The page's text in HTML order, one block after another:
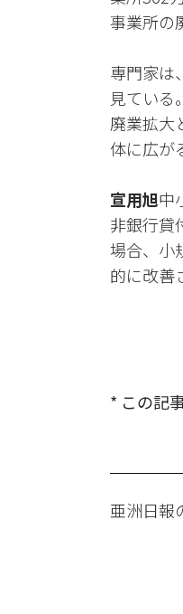
事業所の
専門家は
見ている
廃業拡大
体に広が
宣用旭中
非銀行貸
場合、小
的に改善
* この記
亜洲日報